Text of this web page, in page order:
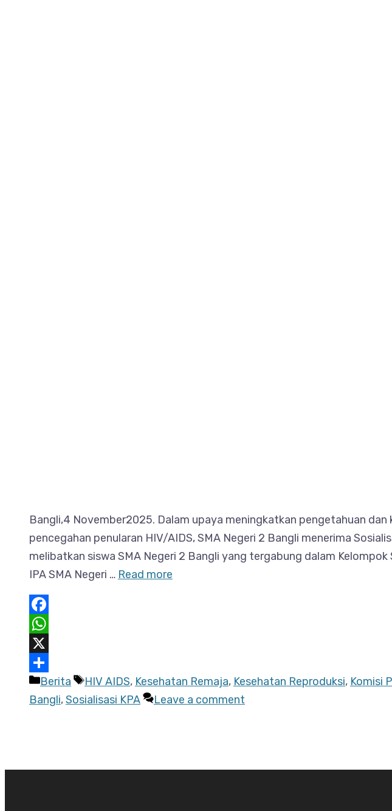
Bangli,4 November2025. Dalam upaya meningkatkan pengetahuan
pencegahan penularan HIV/AIDS, SMA Negeri 2 Bangli menerima
melibatkan siswa SMA Negeri 2 Bangli yang tergabung dalam
IPA SMA Negeri … Read more
Facebook
WhatsApp
X
Share
Categories
Berita Tags
HIV AIDS, Kesehatan Remaja, Kesehatan Reproduksi, Komisi
Bangli,Sosialisasi KPA Leave a comment